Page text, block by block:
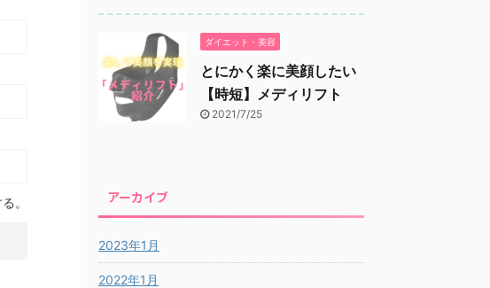
。
ダイエット・美容
とにかく楽に美顔したい
【時短】メディリフト
2021/7/25
アーカイブ
2023年1月
2022年1月